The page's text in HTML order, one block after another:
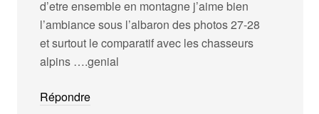
d’etre ensemble en montagne j’aime bien
l’ambiance sous l’albaron des photos 27-28
et surtout le comparatif avec les chasseurs
alpins ….genial
Répondre